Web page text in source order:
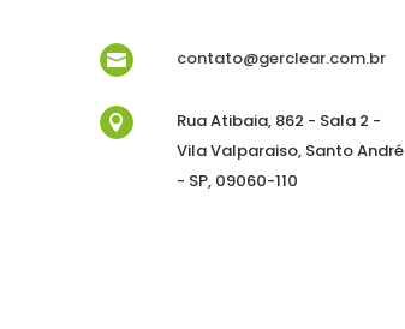
 contato@gerclear.com.br

Rua Atibaia, 862 - Sala 2 -
Vila Valparaiso, Santo André
- SP, 09060-110